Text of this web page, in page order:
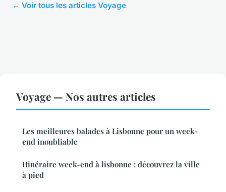
← Voir tous les articles Voyage
Voyage — Nos autres articles
Les meilleures balades à Lisbonne pour un week-
end inoubliable
Itinéraire week-end à lisbonne : découvrez la ville
à pied